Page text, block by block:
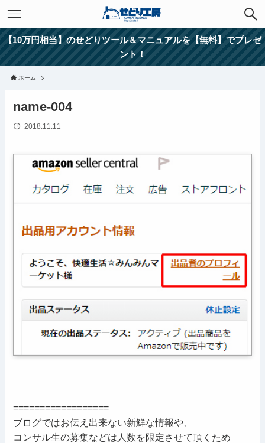
【10万円相当】のせどりツール＆マニュアルを【無料】でプレゼ
ント！
ホーム
name-004
2018.11.11
==================
ブログではお伝え出来ない新鮮な情報や、
コンサル生の募集などは人数を限定させて頂くため